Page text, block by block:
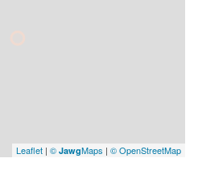
Leaflet | © JawgMaps | © OpenStreetMap